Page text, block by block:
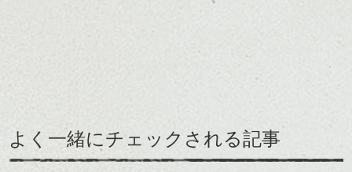
室内でいるときは、黒髪に見えるくらいな
のであまり明るくできない人でも、
試せるカラーです。
妙に納得した事があったんですが、きっと
よく一緒にチェックされる記事